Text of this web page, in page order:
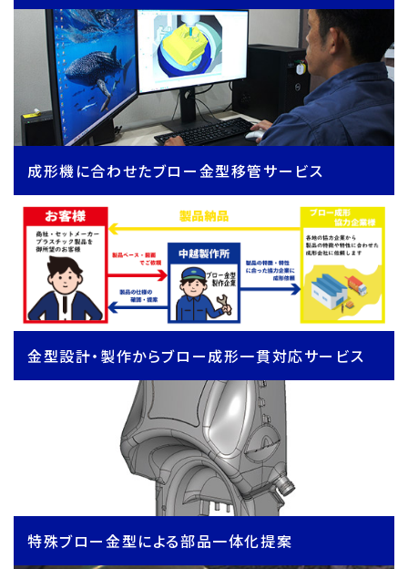
成形機に合わせたブロー金型移管サービス
金型設計・製作からブロー成形一貫対応サービス
特殊ブロー金型による部品一体化提案